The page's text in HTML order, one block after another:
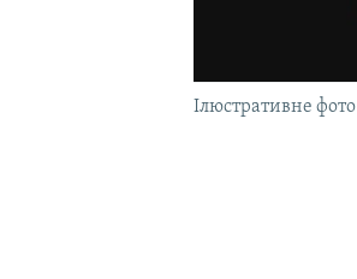
Ілюстративне фото